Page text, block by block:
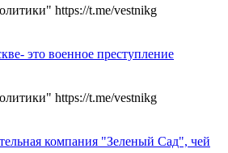
https://t.me/vestnikg
это военное преступление
https://t.me/vestnikg
компания "Зеленый Сад", чей